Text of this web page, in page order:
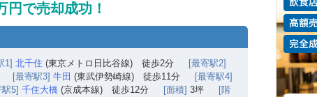
円で売却成功！
1] 北千住 (東京メトロ日比谷線) 徒歩2分
[最寄駅2]
[最寄駅3] 牛田 (東武伊勢崎線) 徒歩11分
[最寄駅4]
駅5] 千住大橋 (京成本線) 徒歩12分 [面積] 3坪
[階